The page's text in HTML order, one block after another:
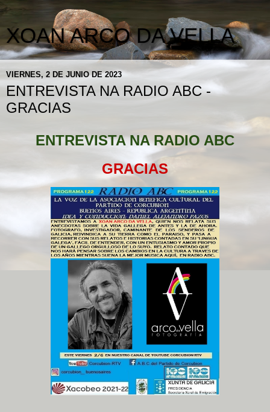
XOAN ARCO DA VELLA
VIERNES, 2 DE JUNIO DE 2023
ENTREVISTA NA RADIO ABC -
GRACIAS
ENTREVISTA NA RADIO ABC
GRACIAS